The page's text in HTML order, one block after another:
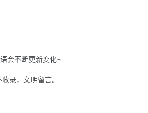
会不断更新变化~
录，文明留言。